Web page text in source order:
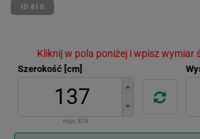
ID 810
Kliknij w pola poniżej i wpisz wymiar
Szerokość [cm]
max: 819